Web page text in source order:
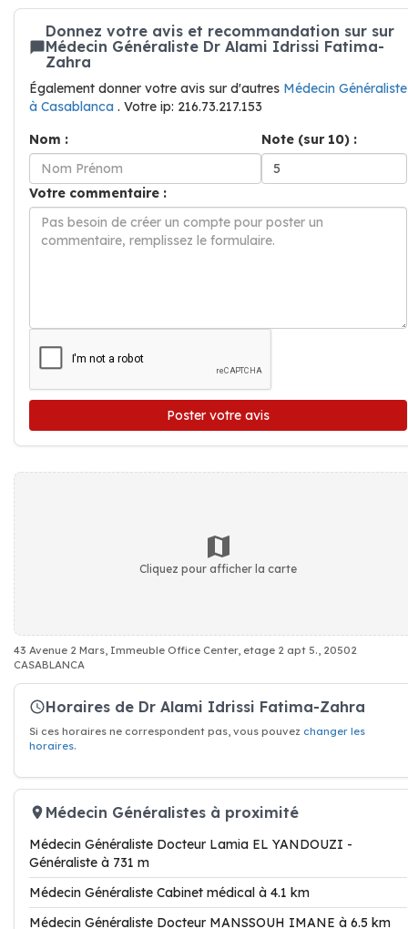
Donnez votre avis et recommandation sur sur
Médecin Généraliste Dr Alami Idrissi Fatima-
Zahra
Également donner votre avis sur d'autres Médecin Généraliste
à Casablanca . Votre ip: 216.73.217.153
Nom :
Note (sur 10) :
Votre commentaire :
Poster votre avis
Cliquez pour afficher la carte
43 Avenue 2 Mars, Immeuble Office Center, etage 2 apt 5., 20502
CASABLANCA
Horaires de Dr Alami Idrissi Fatima-Zahra
Si ces horaires ne correspondent pas, vous pouvez changer les
horaires.
Médecin Généralistes à proximité
Médecin Généraliste Docteur Lamia EL YANDOUZI -
Généraliste à 731 m
Médecin Généraliste Cabinet médical à 4.1 km
Médecin Généraliste Docteur MANSSOUH IMANE à 6.5 km